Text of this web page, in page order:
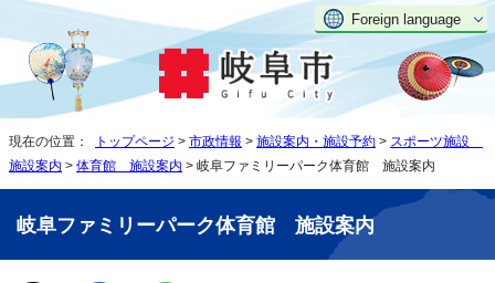
Foreign language
現在の位置： トップページ > 市政情報 > 施設案内・施設予約 > スポーツ施設
施設案内 > 体育館 施設案内 > 岐阜ファミリーパーク体育館 施設案内
岐阜ファミリーパーク体育館 施設案内